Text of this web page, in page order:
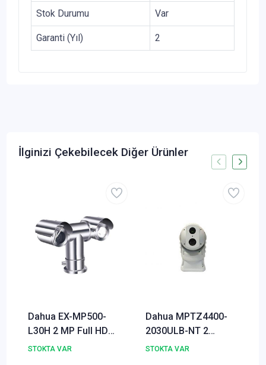
Stok Durumu Var
Garanti (Yıl) 2
İlginizi Çekebilecek Diğer Ürünler
Dahua EX-MP500-
L30H 2 MP Full HD
Ex-Proof Lazer PTZ
STOKTA VAR
Dahua MPTZ4400-
2030ULB-NT 2
Megapixel 30x Optik
STOKTA VAR